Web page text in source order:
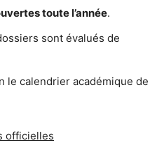
toute l’année.
sont évalués de
le calendrier académique de
officielles